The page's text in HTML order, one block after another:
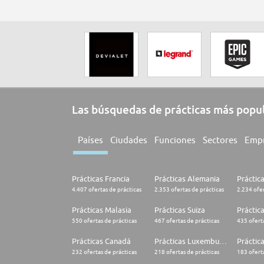
Las búsquedas de prácticas más
Países Ciudades Funciones Sectores
Prácticas Francia
4.407 ofertas de prácticas
Prácticas Alemania
2.353 ofertas de prácticas 2.234
Prácticas Malasia
550 ofertas de prácticas
Prácticas Suiza
467 ofertas de prácticas 435
Prácticas Canadá
232 ofertas de prácticas 218 ofertas de prácticas 183